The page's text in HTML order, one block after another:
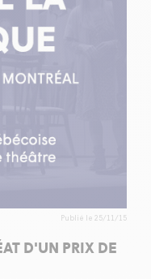
Publié le 25/11/15
D'UN PRIX DE